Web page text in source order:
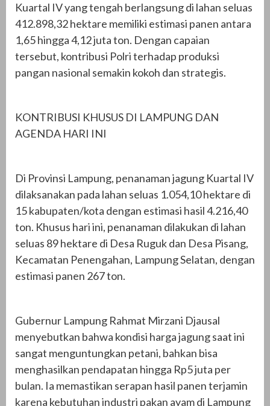
Kuartal IV yang tengah berlangsung di lahan seluas
412.898,32 hektare memiliki estimasi panen antara
1,65 hingga 4,12 juta ton. Dengan capaian
tersebut, kontribusi Polri terhadap produksi
pangan nasional semakin kokoh dan strategis.
KONTRIBUSI KHUSUS DI LAMPUNG DAN
AGENDA HARI INI
Di Provinsi Lampung, penanaman jagung Kuartal IV
dilaksanakan pada lahan seluas 1.054,10 hektare di
15 kabupaten/kota dengan estimasi hasil 4.216,40
ton. Khusus hari ini, penanaman dilakukan di lahan
seluas 89 hektare di Desa Ruguk dan Desa Pisang,
Kecamatan Penengahan, Lampung Selatan, dengan
estimasi panen 267 ton.
Gubernur Lampung Rahmat Mirzani Djausal
menyebutkan bahwa kondisi harga jagung saat ini
sangat menguntungkan petani, bahkan bisa
menghasilkan pendapatan hingga Rp5 juta per
bulan. Ia memastikan serapan hasil panen terjamin
karena kebutuhan industri pakan ayam di Lampung